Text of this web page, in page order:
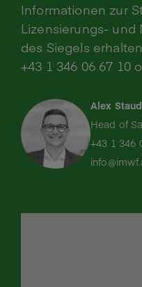
Informationen zur
Lizensierungs-
des Siegels
+43 1 346 06 67 10
Alex
Head of
+43 1 346